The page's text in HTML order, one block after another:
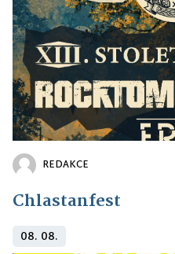
REDAKCE
Chlastanfest
08. 08.